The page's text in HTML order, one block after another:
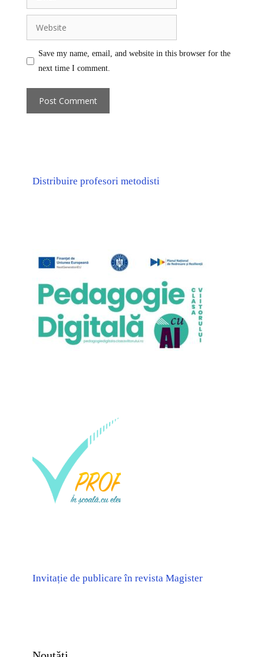
Save my name, email, and website in this browser for the
next time I comment.
Distribuire profesori metodisti
Invitație de publicare în revista Magister